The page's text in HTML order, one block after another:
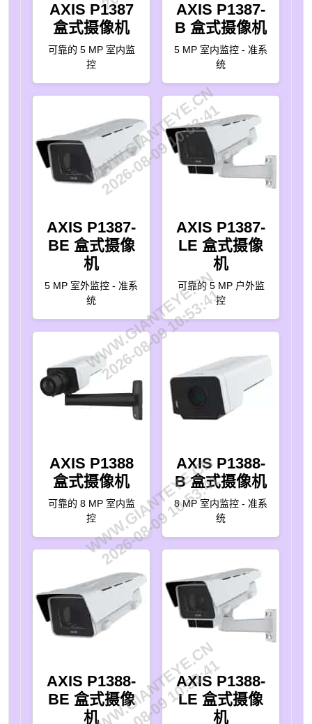
AXIS P1387
盒式摄像机
可靠的 5 MP 室内监
控
AXIS P1387-
B 盒式摄像机
5 MP 室内监控 - 准系
统
AXIS P1387-
BE 盒式摄像
机
5 MP 室外监控 - 准系
统
AXIS P1387-
LE 盒式摄像
机
可靠的 5 MP 户外监
控
AXIS P1388
盒式摄像机
可靠的 8 MP 室内监
控
AXIS P1388-
B 盒式摄像机
8 MP 室内监控 - 准系
统
AXIS P1388-
BE 盒式摄像
机
AXIS P1388-
LE 盒式摄像
机
WWW.GIANTEYE.CN
2026-08-09 10:53:41
WWW.GIANTEYE.CN
2026-08-09 10:53:41
WWW.GIANTEYE.CN
2026-08-09 10:53:41
WWW.GIANTEYE.CN